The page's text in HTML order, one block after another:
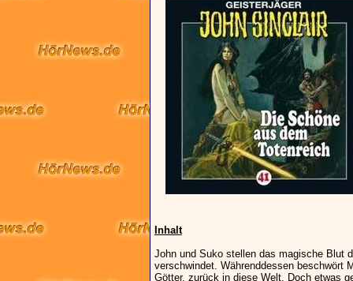
Inhalt
John und Suko stellen das magische Blut
verschwindet. Währenddessen beschwört
Götter, zurück in diese Welt. Doch etwas